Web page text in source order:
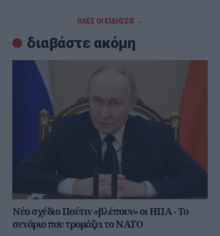
ΟΛΕΣ ΟΙ ΕΙΔΗΣΕΙΣ →
διαβάστε ακόμη
Νέο σχέδιο Πούτιν «βλέπουν» οι ΗΠΑ - Το
σενάριο που τρομάζει το ΝΑΤΟ